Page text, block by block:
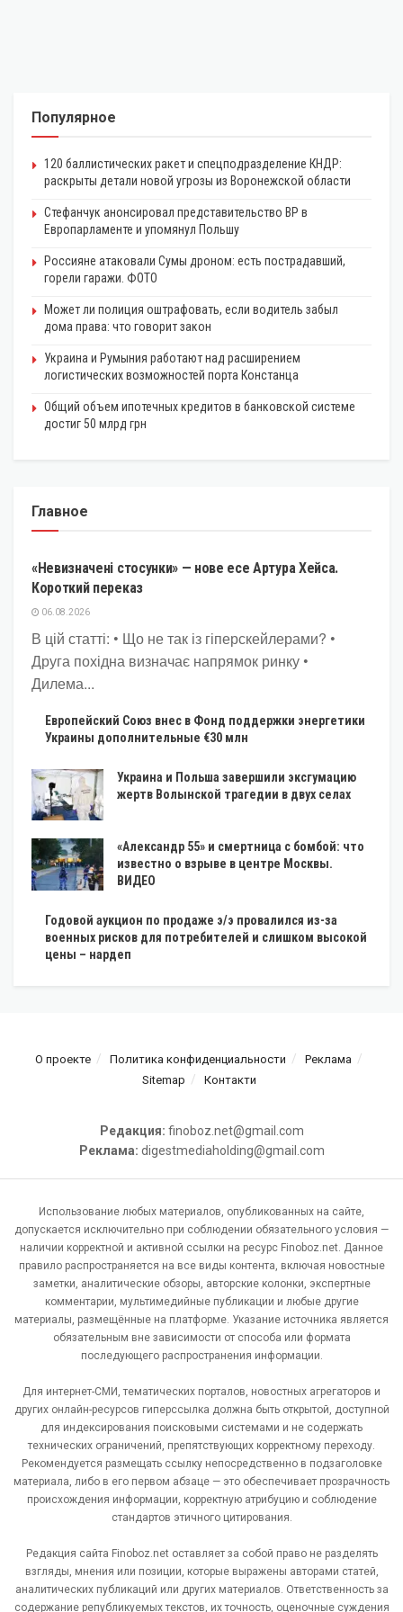
Популярное
120 баллистических ракет и спецподразделение КНДР:
раскрыты детали новой угрозы из Воронежской области
Стефанчук анонсировал представительство ВР в
Европарламенте и упомянул Польшу
Россияне атаковали Сумы дроном: есть пострадавший,
горели гаражи. ФОТО
Может ли полиция оштрафовать, если водитель забыл
дома права: что говорит закон
Украина и Румыния работают над расширением
логистических возможностей порта Констанца
Общий объем ипотечных кредитов в банковской системе
достиг 50 млрд грн
Главное
КРИПТОВАЛЮТА
«Невизначені стосунки» — нове есе Артура Хейса.
Короткий переказ
06.08.2026
В цій статті: • Що не так із гіперскейлерами? •
Друга похідна визначає напрямок ринку •
Дилема...
Европейский Союз внес в Фонд поддержки энергетики
Украины дополнительные €30 млн
Украина и Польша завершили эксгумацию
жертв Волынской трагедии в двух селах
«Александр 55» и смертница с бомбой: что
известно о взрыве в центре Москвы.
ВИДЕО
Годовой аукцион по продаже э/э провалился из-за
военных рисков для потребителей и слишком высокой
цены – нардеп
О проекте Политика конфиденциальности
Реклама
Sitemap
Контакти
Редакция: finoboz.net@gmail.com
Реклама: digestmediaholding@gmail.com
Использование любых материалов, опубликованных на сайте,
допускается исключительно при соблюдении обязательного условия —
наличии корректной и активной ссылки на ресурс Finoboz.net. Данное
правило распространяется на все виды контента, включая новостные
заметки, аналитические обзоры, авторские колонки, экспертные
комментарии, мультимедийные публикации и любые другие
материалы, размещённые на платформе. Указание источника является
обязательным вне зависимости от способа или формата
последующего распространения информации.
Для интернет-СМИ, тематических порталов, новостных агрегаторов и
других онлайн-ресурсов гиперссылка должна быть открытой, доступной
для индексирования поисковыми системами и не содержать
технических ограничений, препятствующих корректному переходу.
Рекомендуется размещать ссылку непосредственно в подзаголовке
материала, либо в его первом абзаце — это обеспечивает прозрачность
происхождения информации, корректную атрибуцию и соблюдение
стандартов этичного цитирования.
Редакция сайта Finoboz.net оставляет за собой право не разделять
взгляды, мнения или позиции, которые выражены авторами статей,
аналитических публикаций или других материалов. Ответственность за
содержание републикуемых текстов, их точность, оценочные суждения